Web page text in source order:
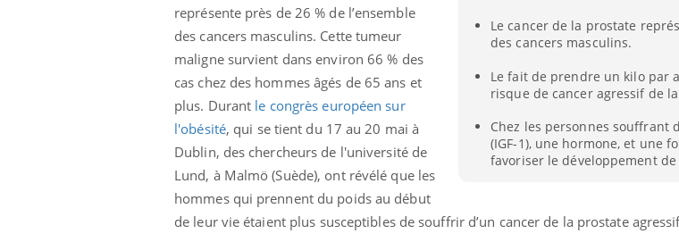
Le cancer de la prostate
des cancers masculins.
Le fait de prendre un kilo par
risque de cancer agressif de
Chez les personnes souffrant
(IGF-1), une hormone, et une
favoriser le développement
représente près de 26 % de l’ensemble
des cancers masculins. Cette tumeur
maligne survient dans environ 66 % des
cas chez des hommes âgés de 65 ans et
plus. Durant le congrès européen sur
l'obésité, qui se tient du 17 au 20 mai à
Dublin, des chercheurs de l'université de
Lund, à Malmö (Suède), ont révélé que les
hommes qui prennent du poids au début
de leur vie étaient plus susceptibles de souffrir d’un cancer de la prostate
Toujours connectés :
comment le travail
empiète de plus en plus
Cancer colorectal : une
stratégie simple aurait
changé la donne au Pays
basque
Chikungunya, dengue,
West Nile : que se passe-
t-il dans le sud de la
France ?
Les médicaments GLP-1
protègent-ils aussi les os
change dans la prise en
charge des femmes
enceintes